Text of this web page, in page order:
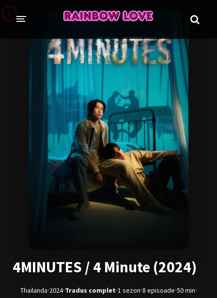
CINE SUNTEM?
TRADUSE COMPLET GL (Girls' Love)
FILME
EMISIUNI
COLECȚII LGBTQ
BL Coreea de Sud
BL Philipine Cupluri Mixte
LGBTQ+ NON-ASIA
4MINUTES / 4 Minute (2024)
Thailanda·2024·Tradus complet·1 sezon·8 episoade·50 min·